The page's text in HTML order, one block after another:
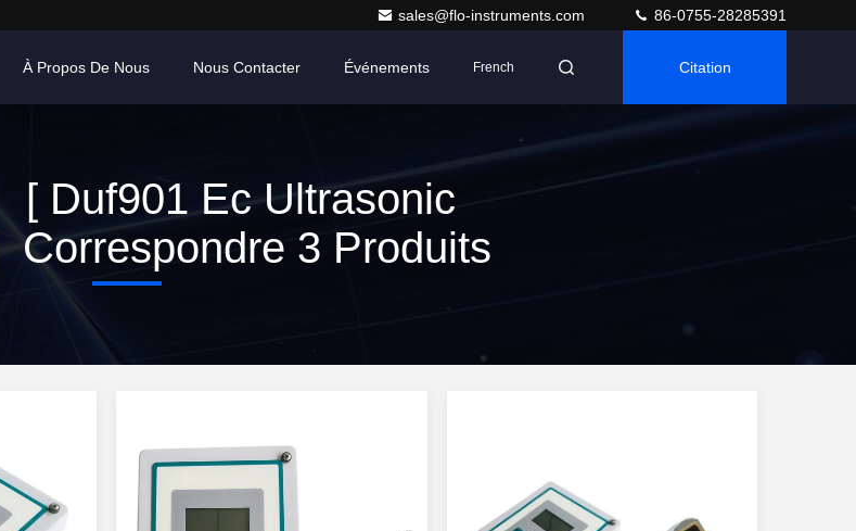
sales@flo-instruments.com 86-0755-28285391
À Propos De Nous Nous Contacter Événements French Citation
Duf901 Ec Ultrasonic
Correspondre 3 Produits